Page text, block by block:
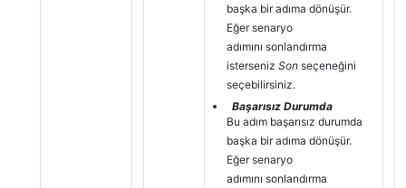
başka bir adıma dönüşür.
Eğer senaryo
adımını sonlandırma
isterseniz Son seçeneğini
seçebilirsiniz.
Başarısız Durumda
Bu adım başarısız durumda
başka bir adıma dönüşür.
Eğer senaryo
adımını sonlandırma